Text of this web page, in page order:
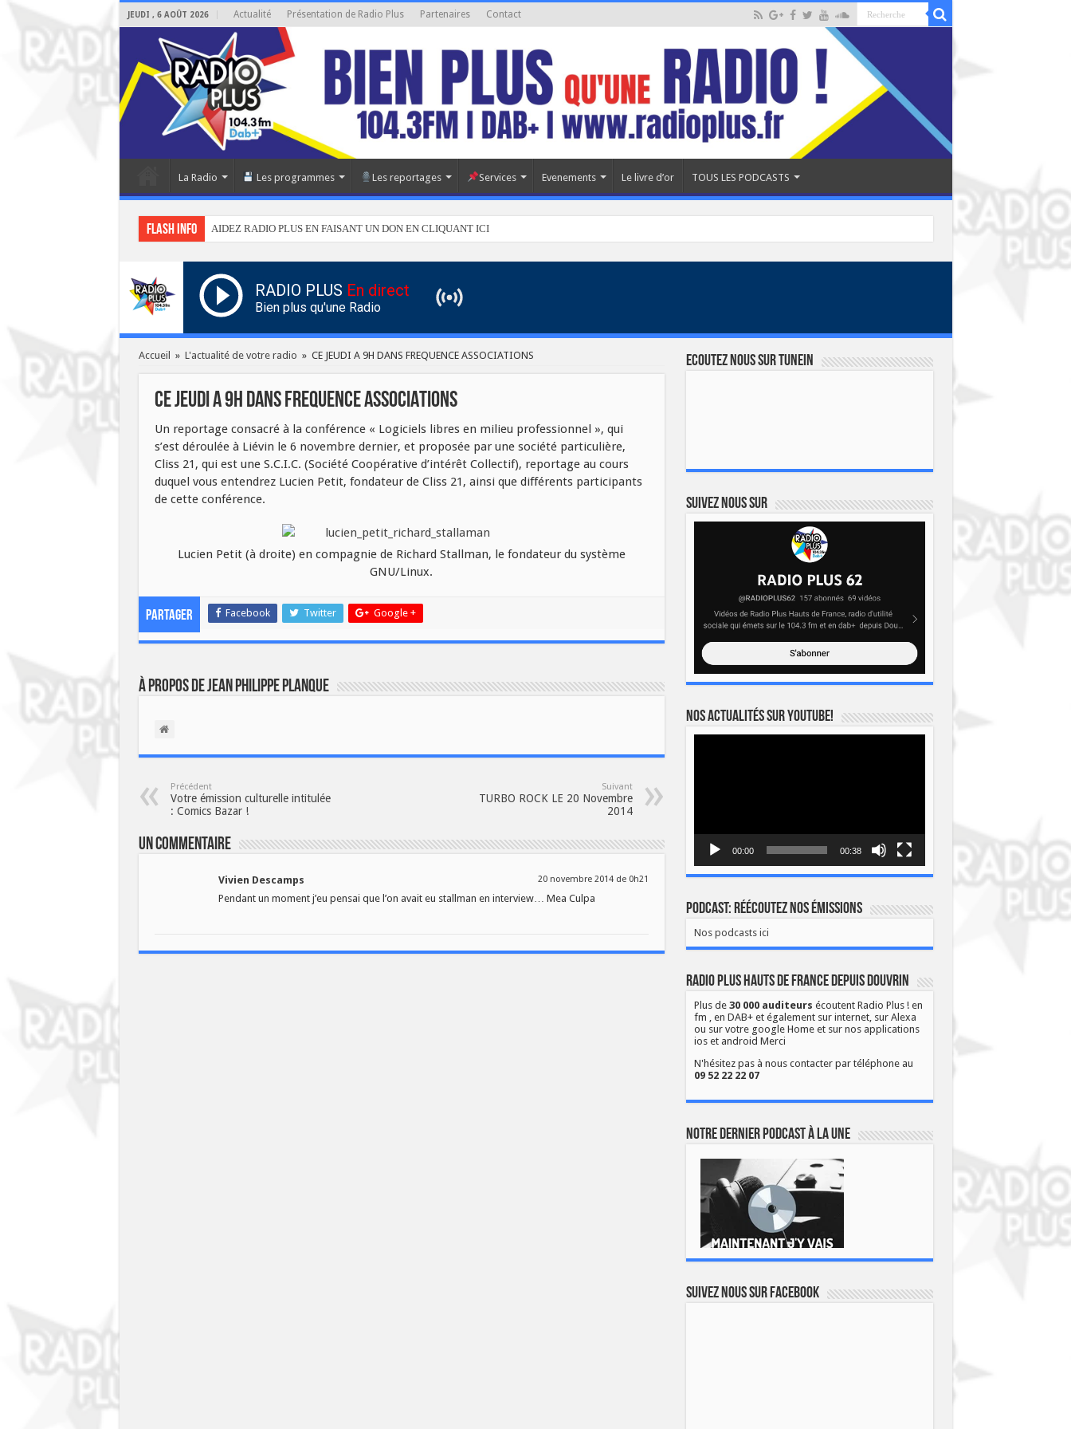
JEUDI , 6 AOÛT 2026 Actualité Présentation de Radio Plus Partenaires Contact
La Radio Les programmes Les reportages Services Evenements Le livre d’or TOUS LES PODCASTS
Flash info AIDEZ RADIO PLUS EN FAISANT UN DON EN CLIQUANT ICI
RADIO PLUS En direct
Bien plus qu'une Radio
Accueil » L'actualité de votre radio » CE JEUDI A 9H DANS FREQUENCE ASSOCIATIONS
CE JEUDI A 9H DANS FREQUENCE ASSOCIATIONS
Un reportage consacré à la conférence « Logiciels libres en milieu professionnel », qui
s’est déroulée à Liévin le 6 novembre dernier, et proposée par une société particulière,
Cliss 21, qui est une S.C.I.C. (Société Coopérative d’intérêt Collectif), reportage au cours
duquel vous entendrez Lucien Petit, fondateur de Cliss 21, ainsi que différents participants
de cette conférence.
Lucien Petit (à droite) en compagnie de Richard Stallman, le fondateur du système
GNU/Linux.
Partager Facebook Twitter Google +
À propos de Jean Philippe Planque
Précédent
Votre émission culturelle intitulée
: Comics Bazar !
Suivant
TURBO ROCK LE 20 Novembre
2014
Un commentaire
Vivien Descamps 20 novembre 2014 de 0h21
Pendant un moment j’eu pensai que l’on avait eu stallman en interview… Mea Culpa
Ecoutez nous sur TuneIn
Suivez nous sur
Nos actualités sur YOUTUBE!
00:00 00:38
Podcast: Réécoutez nos émissions
Nos podcasts ici
Radio Plus Hauts de France depuis Douvrin
Plus de 30 000 auditeurs écoutent Radio Plus ! en
fm , en DAB+ et également sur internet, sur Alexa
ou sur votre google Home et sur nos applications
ios et android Merci
N'hésitez pas à nous contacter par téléphone au
09 52 22 22 07
Notre dernier podcast à la une
Suivez nous sur Facebook